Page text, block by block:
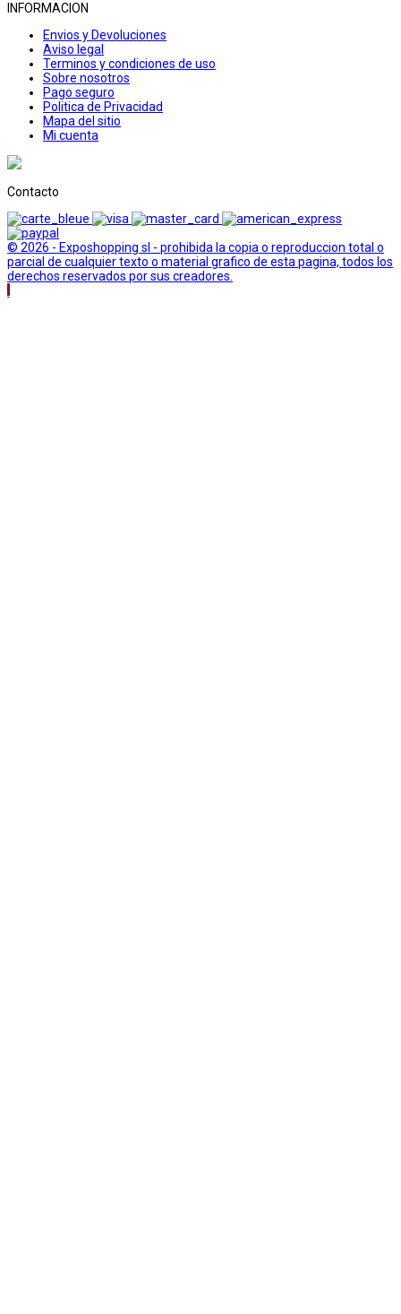
INFORMACION
Envios y Devoluciones
Aviso legal
Terminos y condiciones de uso
Sobre nosotros
Pago seguro
Politica de Privacidad
Mapa del sitio
Mi cuenta
Contacto
© 2026 - Exposhopping sl - prohibida la copia o reproduccion total o
parcial de cualquier texto o material grafico de esta pagina, todos los
derechos reservados por sus creadores.